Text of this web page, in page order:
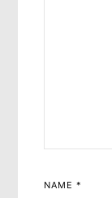
NAME*